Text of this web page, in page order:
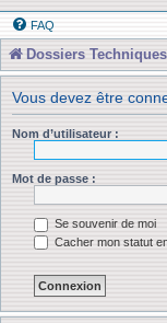
FAQ
Dossiers Techniques
Vous devez être
Nom d’utilisateur :
Mot de passe :
Se souvenir de moi
Cacher mon statut